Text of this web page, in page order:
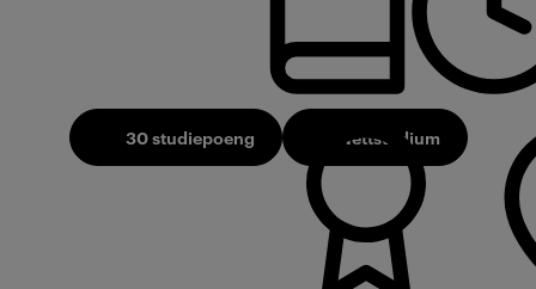
30 studiepoeng Nettstudium